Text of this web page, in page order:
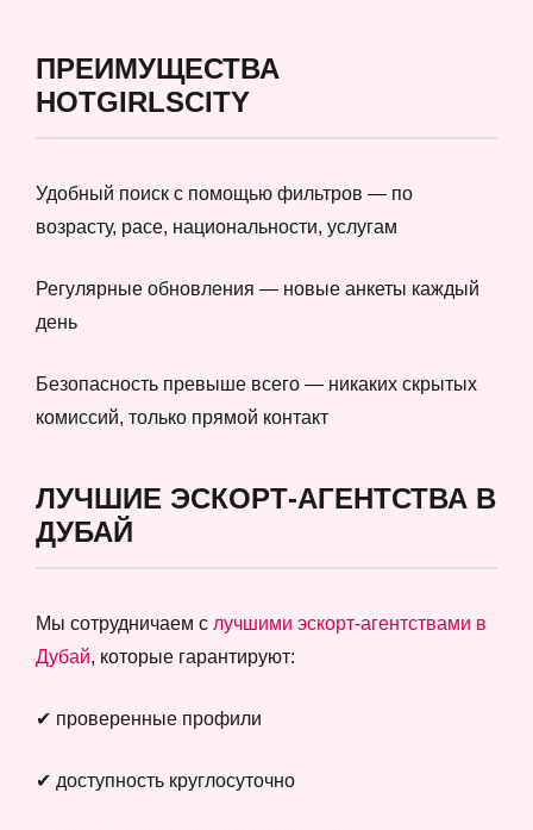
ПРЕИМУЩЕСТВА
HOTGIRLSCITY
Удобный поиск с помощью фильтров — по
возрасту, расе, национальности, услугам
Регулярные обновления — новые анкеты каждый
день
Безопасность превыше всего — никаких скрытых
комиссий, только прямой контакт
ЛУЧШИЕ ЭСКОРТ-АГЕНТСТВА В
ДУБАЙ
Мы сотрудничаем с лучшими эскорт-агентствами в
Дубай, которые гарантируют:
✔ проверенные профили
✔ доступность круглосуточно